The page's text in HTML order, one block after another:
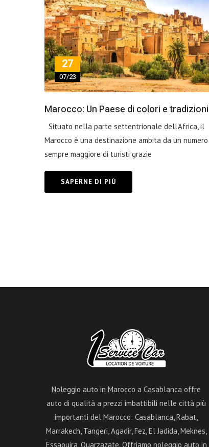
27
07/23
Situato nella parte settentrionale dell’Africa, il
Marocco è una destinazione ambita da un numero
sempre maggiore di turisti grazie
SAPERNE DI PIÙ
Noleggio auto in Marocco a Casablanca offre
auto di qualità a prezzi imbattibili nelle città più
importanti del Marocco: Casablanca, Rabat,
Marrakech, Tangeri, Agadir, Fez, El Jadida, Meknes,
Essaouira, Ouarzazate. Offriamo noleggio auto in